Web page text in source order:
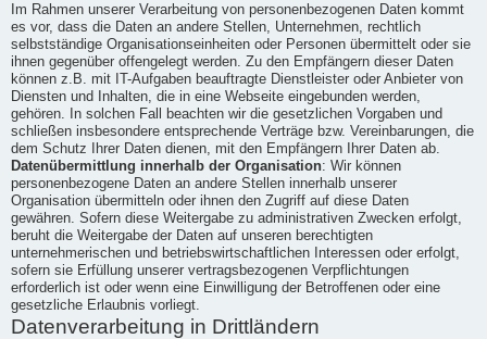
Im Rahmen unserer Verarbeitung von personenbezogenen Daten kommt
es vor, dass die Daten an andere Stellen, Unternehmen, rechtlich
selbstständige Organisationseinheiten oder Personen übermittelt oder sie
ihnen gegenüber offengelegt werden. Zu den Empfängern dieser Daten
können z.B. mit IT-Aufgaben beauftragte Dienstleister oder Anbieter von
Diensten und Inhalten, die in eine Webseite eingebunden werden,
gehören. In solchen Fall beachten wir die gesetzlichen Vorgaben und
schließen insbesondere entsprechende Verträge bzw. Vereinbarungen, die
dem Schutz Ihrer Daten dienen, mit den Empfängern Ihrer Daten ab.
Datenübermittlung innerhalb der Organisation: Wir können
personenbezogene Daten an andere Stellen innerhalb unserer
Organisation übermitteln oder ihnen den Zugriff auf diese Daten
gewähren. Sofern diese Weitergabe zu administrativen Zwecken erfolgt,
beruht die Weitergabe der Daten auf unseren berechtigten
unternehmerischen und betriebswirtschaftlichen Interessen oder erfolgt,
sofern sie Erfüllung unserer vertragsbezogenen Verpflichtungen
erforderlich ist oder wenn eine Einwilligung der Betroffenen oder eine
gesetzliche Erlaubnis vorliegt.
Datenverarbeitung in Drittländern